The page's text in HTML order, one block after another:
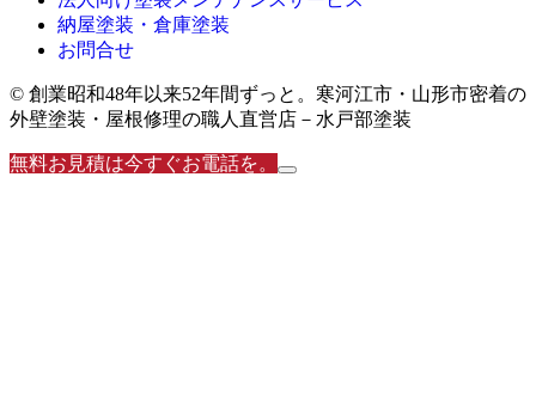
納屋塗装・倉庫塗装
お問合せ
© 創業昭和48年以来52年間ずっと。寒河江市・山形市密着の
外壁塗装・屋根修理の職人直営店－水戸部塗装
無料お見積は今すぐお電話を。